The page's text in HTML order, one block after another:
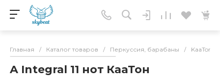
Главная / Каталог товаров / Перкуссия, барабаны /
A Integral 11 нот КааТон